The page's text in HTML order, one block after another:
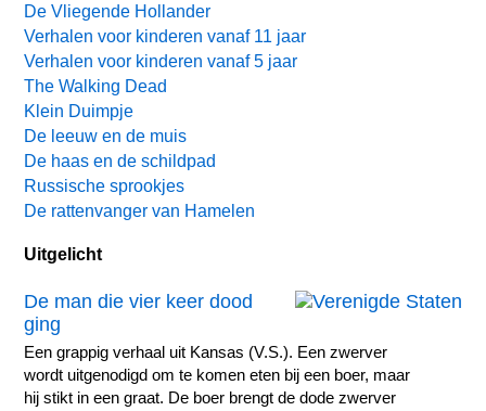
De Vliegende Hollander
Verhalen voor kinderen vanaf 11 jaar
Verhalen voor kinderen vanaf 5 jaar
The Walking Dead
Klein Duimpje
De leeuw en de muis
De haas en de schildpad
Russische sprookjes
De rattenvanger van Hamelen
Uitgelicht
De man die vier keer dood
ging
Een grappig verhaal uit Kansas (V.S.). Een zwerver
wordt uitgenodigd om te komen eten bij een boer, maar
hij stikt in een graat. De boer brengt de dode zwerver